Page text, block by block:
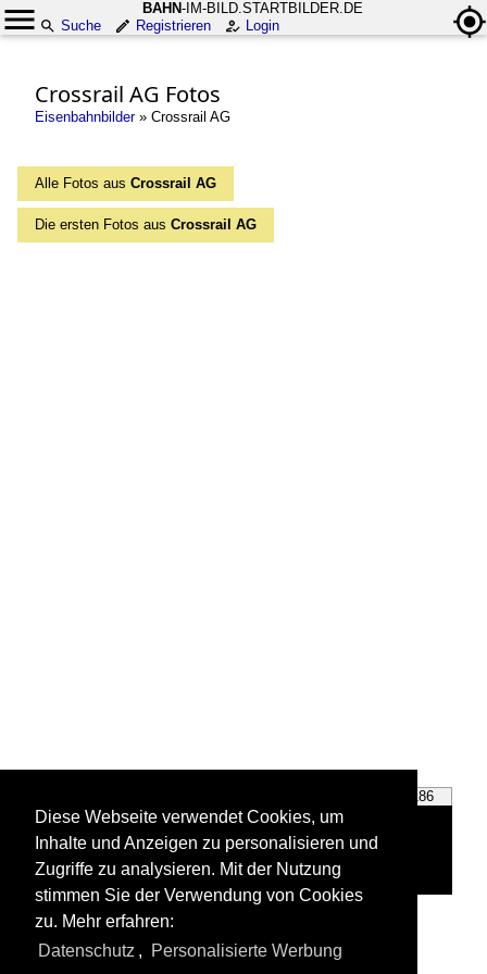
BAHN-IM-BILD.STARTBILDER.DE
Suche
Registrieren Login
Crossrail AG Fotos
Eisenbahnbilder» Crossrail AG
Alle Fotos aus Crossrail AG
Die ersten Fotos aus Crossrail AG
BR 186
Alle Fotos aus Crossrail AG
Diese Webseite verwendet Cookies, um
Inhalte und Anzeigen zu personalisieren und
Zugriffe zu analysieren. Mit der Nutzung
stimmen Sie der Verwendung von Cookies
zu. Mehr erfahren:
Datenschutz , Personalisierte Werbung